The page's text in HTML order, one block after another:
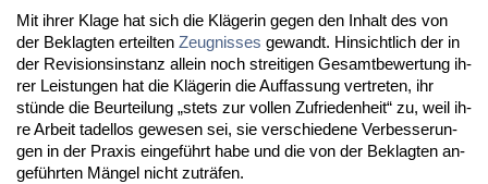
Mit ih­rer Kla­ge hat sich die Kläge­rin ge­gen den In­halt des von
der Be­klag­ten er­teil­ten Zeug­nis­ses ge­wandt. Hin­sicht­lich der in
der Re­vi­si­ons­in­stanz al­lein noch strei­ti­gen Ge­samt­be­wer­tung ih­
rer Leis­tun­gen hat die Kläge­rin die Auf­fas­sung ver­tre­ten, ihr
stünde die Be­ur­tei­lung „stets zur vol­len Zu­frie­den­heit“ zu, weil ih­
re Ar­beit ta­del­los ge­we­sen sei, sie ver­schie­de­ne Ver­bes­se­run­
gen in der Pra­xis ein­geführt ha­be und die von der Be­klag­ten an­
geführ­ten Mängel nicht zu­träfen.